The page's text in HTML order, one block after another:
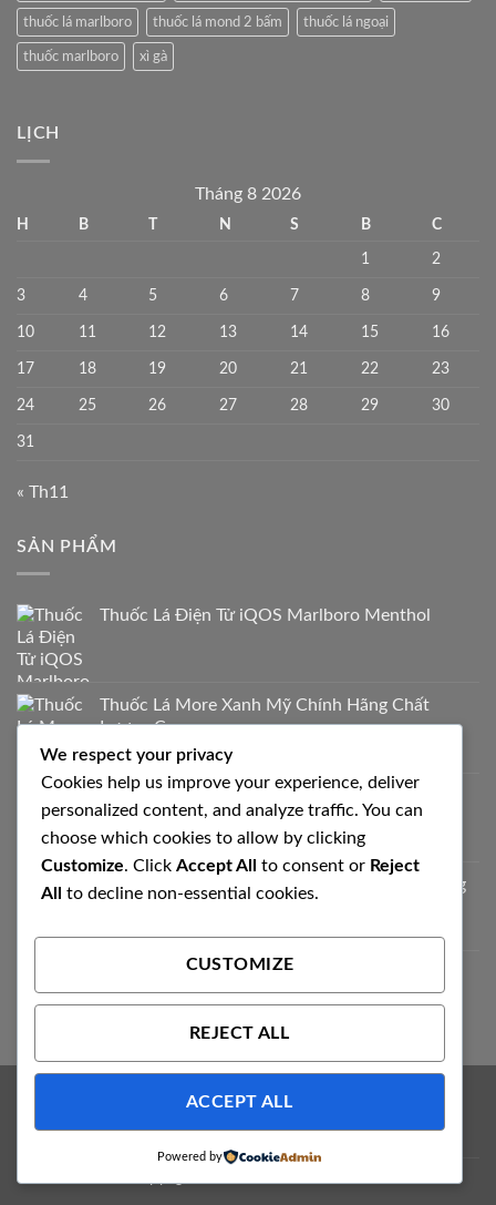
thuốc lá marlboro thuốc lá mond 2 bấm thuốc lá ngoại
thuốc marlboro xì gà
LỊCH
Tháng 8 2026
H B T N S B C
1 2
3 4 5 6 7 8 9
10 11 12 13 14 15 16
17 18 19 20 21 22 23
24 25 26 27 28 29 30
31
« Th11
SẢN PHẨM
Thuốc Lá Điện Tử iQOS Marlboro Menthol
Thuốc Lá More Xanh Mỹ Chính Hãng Chất
Lượng Cao
700.000₫
Thuốc Lá Milano Trắng Vị Truyền Thống
Esse Himalaya Thuốc Lá Hàn Quốc Chính Hãng
Chapman Apple Chính Hãng
450.000₫
PayPal Stripe
On
We respect your privacy
Cookies help us improve your experience, deliver
personalized content, and analyze traffic. You can
choose which cookies to allow by clicking
Customize. Click Accept All to consent or Reject
All
to decline non-essential cookies.
CUSTOMIZE
REJECT ALL
ACCEPT ALL
Powered by